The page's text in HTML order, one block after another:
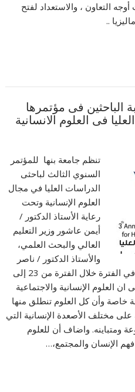
التعاون ، والاستعداد لفتح
..
الباحثين فى مؤتمرها
فى العلوم الانسانية
تنظم جامعة بنها للمؤتمر
السنوي الثالث لباحثى
الدراسات العليا في مجال
العلوم الإنسانية وتحت
رعاية الأستاذ الدكتور /
أيمن عاشور وزير التعليم
العالي والبحث العلمي،
والأستاذ الدكتور / ناصر
الجيزاوي رئيس جامعة بنها، وذلك في الفترة خلال الفترة من 23 إلى
على ان العلوم الإنسانية والاجتماعية
خاصة وأن كل العلوم تنطلق منها
مختلف الأصعدة الإنسانية التي
ومتباينه. واضاف أن للعلوم
فهم الإنسان والمجتمع،…